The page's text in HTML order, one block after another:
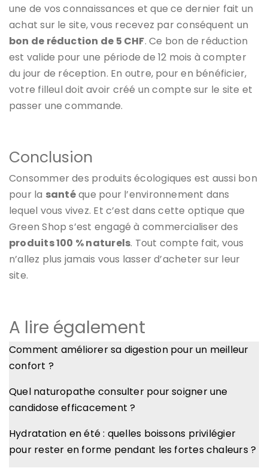
une de vos connaissances et que ce dernier fait un
achat sur le site, vous recevez par conséquent un
bon de réduction de 5 CHF. Ce bon de réduction
est valide pour une période de 12 mois à compter
du jour de réception. En outre, pour en bénéficier,
votre filleul doit avoir créé un compte sur le site et
passer une commande.
Conclusion
Consommer des produits écologiques est aussi bon
pour la santéque pour l’environnement dans
lequel vous vivez. Et c’est dans cette optique que
Green Shop s’est engagé à commercialiser des
produits 100 % naturels. Tout compte fait, vous
n’allez plus jamais vous lasser d’acheter sur leur
site.
A lire également
Comment améliorer sa digestion pour un meilleur
confort ?
Quel naturopathe consulter pour soigner une
candidose efficacement ?
Hydratation en été : quelles boissons privilégier
pour rester en forme pendant les fortes chaleurs ?